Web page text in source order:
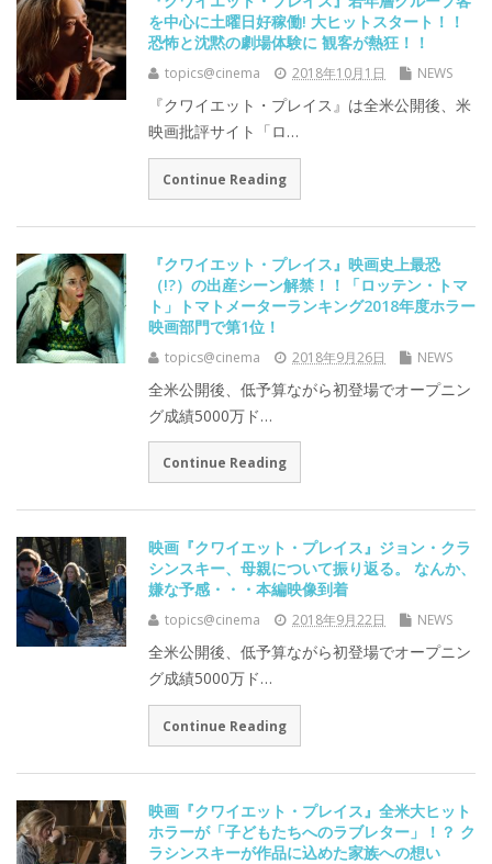
を中心に土曜日好稼働! 大ヒットスタート！！
恐怖と沈黙の劇場体験に 観客が熱狂！！
topics@cinema 2018年10月1日 NEWS
『クワイエット・プレイス』は全米公開後、米
映画批評サイト「ロ…
Continue Reading
『クワイエット・プレイス』映画史上最恐
（!?）の出産シーン解禁！！「ロッテン・トマ
ト」トマトメーターランキング2018年度ホラー
映画部門で第1位！
topics@cinema 2018年9月26日 NEWS
全米公開後、低予算ながら初登場でオープニン
グ成績5000万ド…
Continue Reading
映画『クワイエット・プレイス』ジョン・クラ
シンスキー、母親について振り返る。 なんか、
嫌な予感・・・本編映像到着
topics@cinema 2018年9月22日 NEWS
全米公開後、低予算ながら初登場でオープニン
グ成績5000万ド…
Continue Reading
映画『クワイエット・プレイス』全米大ヒット
ホラーが「子どもたちへのラブレター」！？ ク
ラシンスキーが作品に込めた家族への想い